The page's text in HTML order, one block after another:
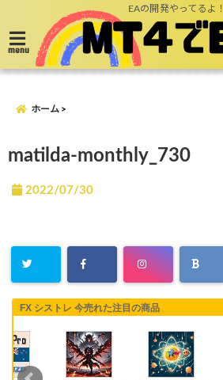
EAの開発やってるよ！
menu
ホーム
matilda-monthly_730
2022/07/30